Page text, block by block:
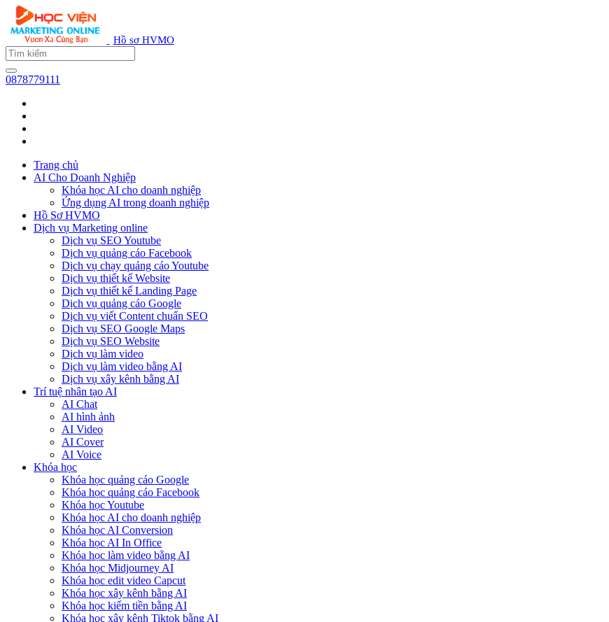
Hồ sơ HVMO
0878779111
Trang chủ
AI Cho Doanh Nghiệp
Khóa học AI cho doanh nghiệp
Ứng dụng AI trong doanh nghiệp
Hồ Sơ HVMO
Dịch vụ Marketing online
Dịch vụ SEO Youtube
Dịch vụ quảng cáo Facebook
Dịch vụ chạy quảng cáo Youtube
Dịch vụ thiết kế Website
Dịch vụ thiết kế Landing Page
Dịch vụ quảng cáo Google
Dịch vụ viết Content chuẩn SEO
Dịch vụ SEO Google Maps
Dịch vụ SEO Website
Dịch vụ làm video
Dịch vụ làm video bằng AI
Dịch vụ xây kênh bằng AI
Trí tuệ nhân tạo AI
AI Chat
AI hình ảnh
AI Video
AI Cover
AI Voice
Khóa học
Khóa học quảng cáo Google
Khóa học quảng cáo Facebook
Khóa học Youtube
Khóa học AI cho doanh nghiệp
Khóa học AI Conversion
Khóa học AI In Office
Khóa học làm video bằng AI
Khóa học Midjourney AI
Khóa học edit video Capcut
Khóa học xây kênh bằng AI
Khóa học kiếm tiền bằng AI
Khóa học xây kênh Tiktok bằng AI